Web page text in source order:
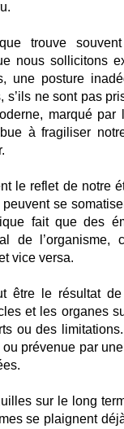
trouve
nous sollicitons
une posture
s’ils ne sont pas
marqué
à fragiliser
le reflet de notre
se
fait que des
de
vice versa.
être le résultat
et les organes
ou des
prévenue par
sur le long
se plaignent